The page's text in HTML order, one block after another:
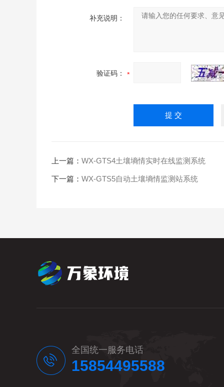
补充说明：
验证码：
上一篇： WX-GTS4土壤墒情实时在线监测系统
下一篇： WX-GTS5自动土壤墒情监测站系统
全国统一服务电话
15854495588